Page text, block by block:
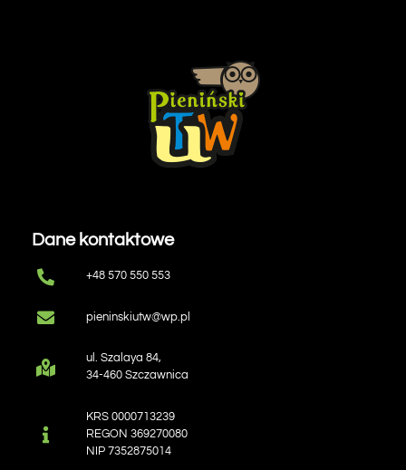
Dane kontaktowe
+48 570 550 553
pieninskiutw@wp.pl
ul. Szalaya 84,
34-460 Szczawnica
KRS 0000713239
REGON 369270080
NIP 7352875014